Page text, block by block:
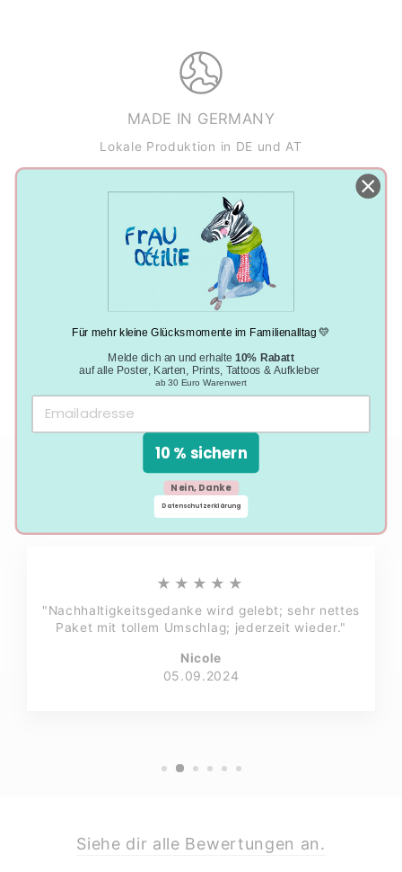
MADE IN GERMANY
Lokale Produktion in DE und AT
NACHHALTIGE PRODUKTION
DAS SAGEN UNSERE KUNDEN
★★★★★
"Nachhaltigkeitsgedanke wird gelebt; sehr nettes
Paket mit tollem Umschlag; jederzeit wieder."
Nicole
05.09.2024
Siehe dir alle Bewertungen an.
Für mehr kleine Glücksmomente im Familienalltag 💛
Melde dich an und erhalte10% Rabatt
auf alle Poster, Karten, Prints, Tattoos & Aufkleber
ab 30 Euro Warenwert
10 % sichern
Nein, Danke
Datenschutzerklärung